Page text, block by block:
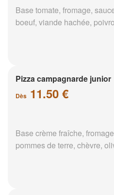
Base tomate, fromage,
boeuf, viande hachée,
Pizza campagnarde junior
Dès 11.50 €
Base crème fraîche,
pommes de terre, chèvre,